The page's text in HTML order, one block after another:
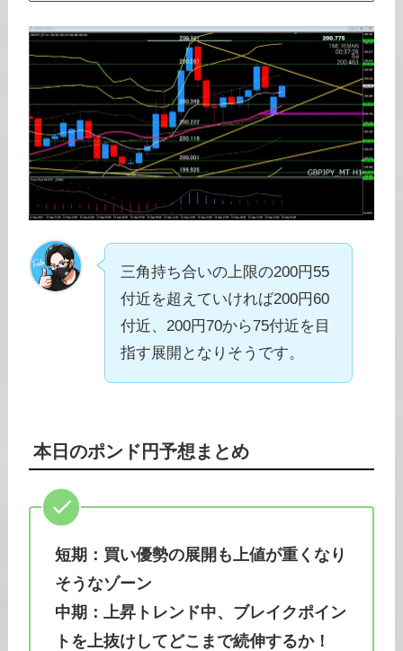
三角持ち合いの上限の200円55
付近を超えていければ200円60
付近、200円70から75付近を目
指す展開となりそうです。
本日のポンド円予想まとめ
短期：買い優勢の展開も上値が重くなり
そうなゾーン
中期：上昇トレンド中、ブレイクポイン
トを上抜けしてどこまで続伸するか！